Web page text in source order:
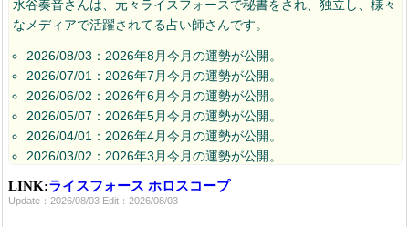
なメディアで活躍されてる占い師さんです。
2026/08/03：2026年8月今月の運勢が公開。
2026/07/01：2026年7月今月の運勢が公開。
2026/06/02：2026年6月今月の運勢が公開。
2026/05/07：2026年5月今月の運勢が公開。
2026/04/01：2026年4月今月の運勢が公開。
2026/03/02：2026年3月今月の運勢が公開。
2026/02/02：2026年2月今月の運勢が公開。
2026/01/06：2026年1月今月の運勢が公開。
LINK:ライスフォース ホロスコープ
Update：2026/08/03 Edit：2026/08/03